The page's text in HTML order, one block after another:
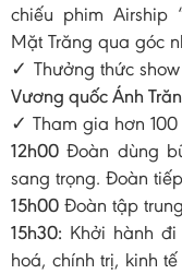
chiếu phim Airship
Mặt Trăng qua góc
✓ Thưởng thức
Vương quốc Ánh
✓ Tham gia hơn 100
12h00 Đoàn dùng
sang trọng. Đoàn
15h00 Đoàn tập
15h30: Khởi hành
hoá, chính trị, kinh